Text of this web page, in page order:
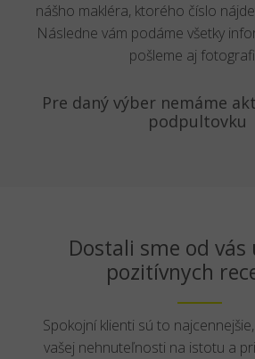
nášho makléra, ktorého číslo
Následne vám podáme všetky
pošleme aj
Pre daný výber nemáme
podpultovku
Dostali sme od vás
pozitívnych
Spokojní klienti sú to
vašej nehnuteľnosti na istotu a